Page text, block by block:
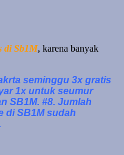
di Sb1M, karena banyak
seminggu 3x gratis
1x untuk seumur
SB1M. #8. Jumlah
di SB1M sudah